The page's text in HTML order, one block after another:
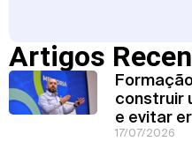
Artigos
construir
e evitar
17/07/2026